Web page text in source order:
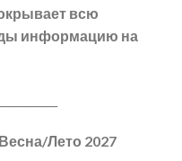
всю
информацию на
Лето 2027